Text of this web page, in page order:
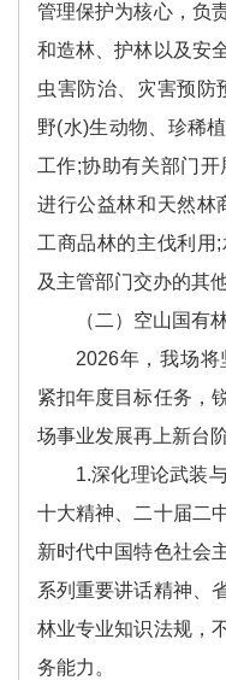
管理保护为核心，负
和造林、护林以及安
虫害防治、灾害预防
野(水)生动物、珍稀
工作;协助有关部门
进行公益林和天然林
工商品林的主伐利用
及主管部门交办的其
（二）空山国有
2026年，我场将
紧扣年度目标任务，
场事业发展再上新台阶
1.深化理论武装
十大精神、二十届二
新时代中国特色社会
系列重要讲话精神、
林业专业知识法规，
务能力。